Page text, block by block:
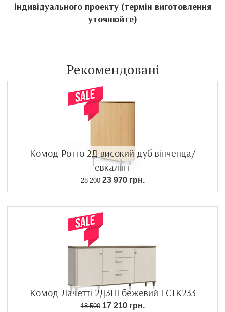
індивідуального проекту (термін виготовлення
уточнюйте)
Рекомендовані
Комод Ротто 2Д високий дуб вінченца/
евкаліпт
28 20023 970 грн.
Комод Лачетті 2Д3Ш бежевий LCTK233
18 50017 210 грн.